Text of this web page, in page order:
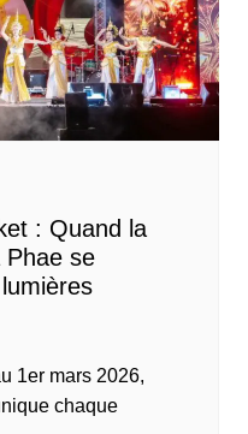
: Quand la
Phae se
1er mars 2026,
chaque